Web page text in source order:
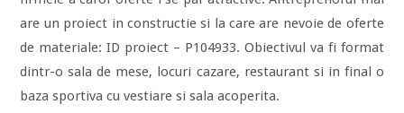
are un proiect in constructie si la care are nevoie de oferte
de materiale: ID proiect – P104933. Obiectivul va fi format
dintr-o sala de mese, locuri cazare, restaurant si in final o
baza sportiva cu vestiare si sala acoperita.